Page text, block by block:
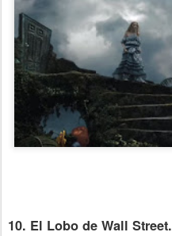
10. El Lobo de Wall Street.